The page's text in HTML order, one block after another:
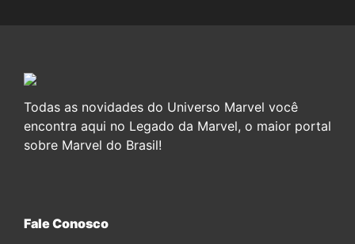
Todas as novidades do Universo Marvel você
encontra aqui no Legado da Marvel, o maior portal
sobre Marvel do Brasil!
Fale Conosco